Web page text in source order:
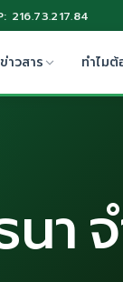
216.73.217.84
ข่าวสาร ทำไมต้
า